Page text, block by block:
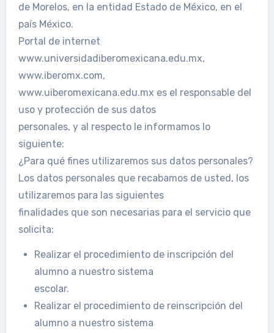
de Morelos, en la entidad Estado de México, en el
país México.
Portal de internet
www.universidadiberomexicana.edu.mx,
www.iberomx.com,
www.uiberomexicana.edu.mx es el responsable del
uso y protección de sus datos
personales, y al respecto le informamos lo
siguiente:
¿Para qué fines utilizaremos sus datos personales?
Los datos personales que recabamos de usted, los
utilizaremos para las siguientes
finalidades que son necesarias para el servicio que
solicita:
Realizar el procedimiento de inscripción del
alumno a nuestro sistema
escolar.
Realizar el procedimiento de reinscripción del
alumno a nuestro sistema